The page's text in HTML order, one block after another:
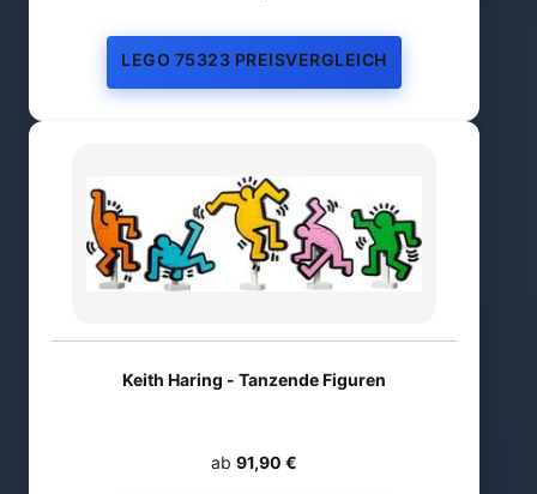
LEGO 75323 PREISVERGLEICH
Keith Haring - Tanzende Figuren
ab 91,90 €